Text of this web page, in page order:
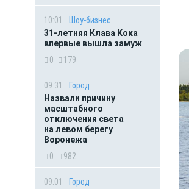
10:01
Шоу-бизнес
31-летняя Клава Кока
впервые вышла замуж
0
179
09:31
Город
Назвали причину
масштабного
отключения света
на левом берегу
Воронежа
0
982
09:01
Город